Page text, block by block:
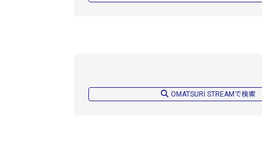
OMATSURI STREAMで検索